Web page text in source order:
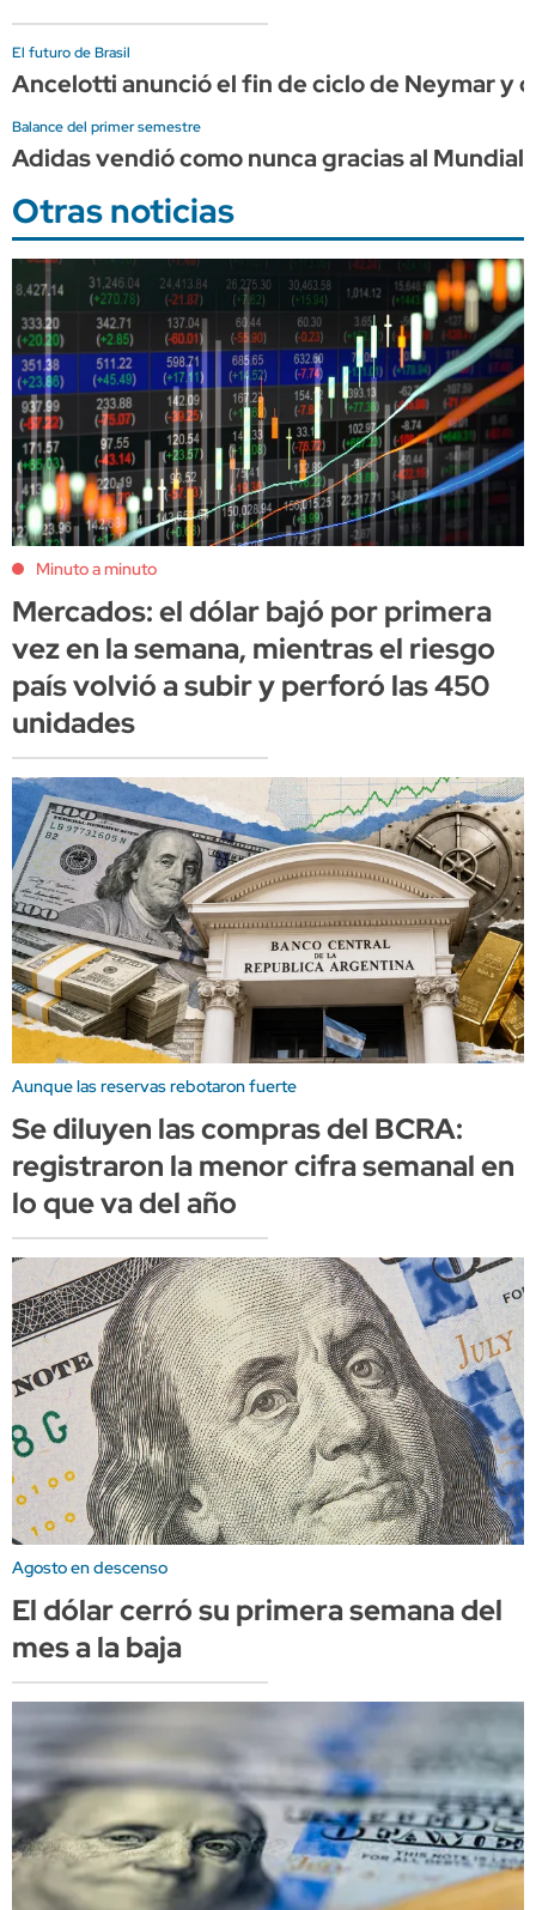
El futuro de Brasil
Ancelotti anunció el fin de ciclo de Neymar y
Balance del primer semestre
Adidas vendió como nunca gracias al
Otras noticias
Minuto a minuto
Mercados: el dólar bajó por primera
vez en la semana, mientras el riesgo
país volvió a subir y perforó las 450
unidades
Aunque las reservas rebotaron fuerte
Se diluyen las compras del BCRA:
registraron la menor cifra semanal en
lo que va del año
Agosto en descenso
El dólar cerró su primera semana del
mes a la baja